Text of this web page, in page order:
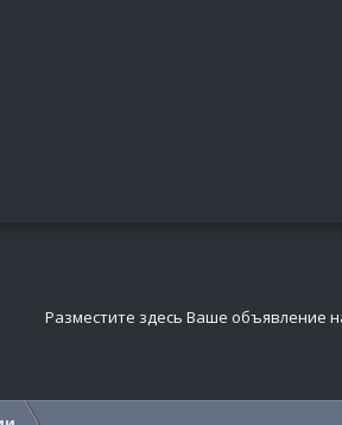
Разместите здесь Ваше объявление